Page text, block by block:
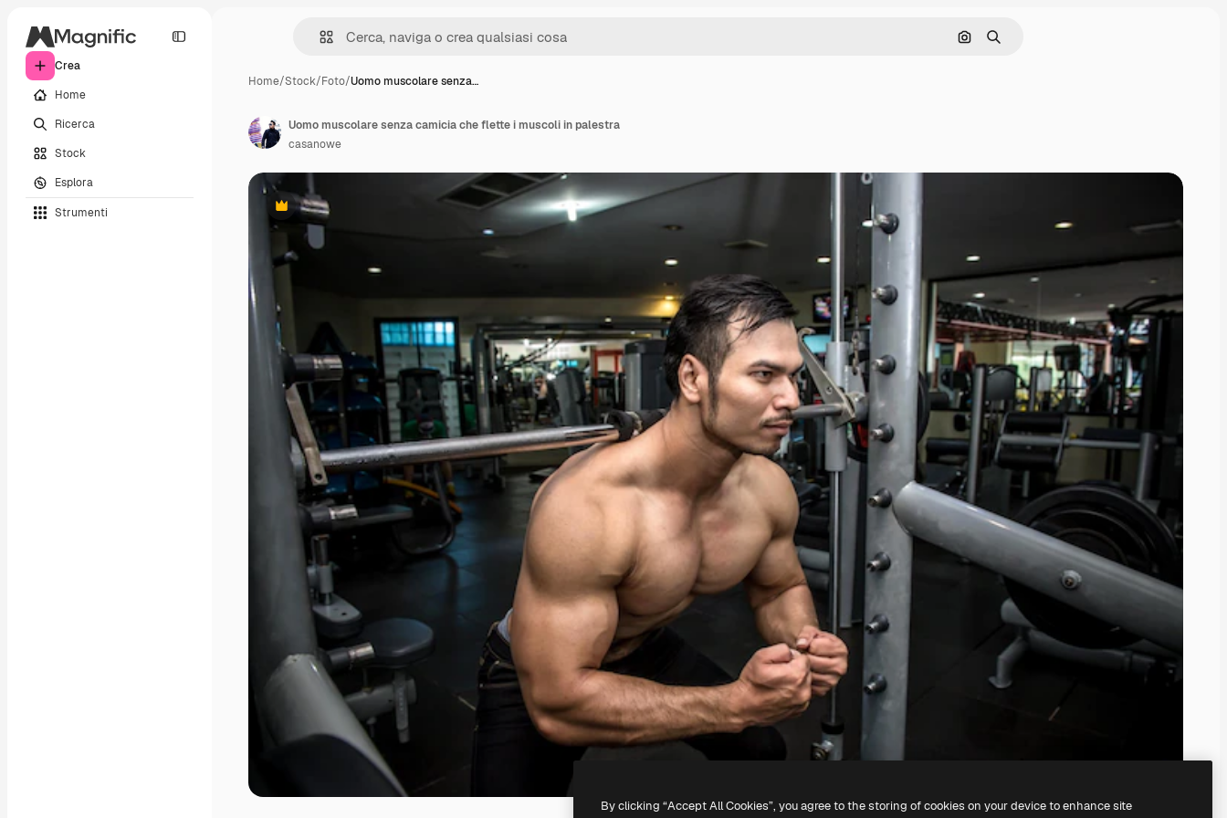
Crea
Home
Ricerca
Stock
Esplora
Strumenti
Cerca per immagine
Ricerca
Home/Stock/Foto/Uomo muscolare senza…
Premium
Uomo muscolare senza camicia che flette i muscoli in palestra
casanowe
By clicking “Accept All Cookies”, you agree to the storing of cookies on your device to enhance site